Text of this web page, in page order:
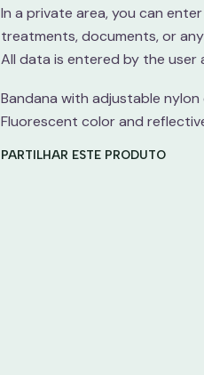
In a private area, you can
treatments, documents, or
All data is entered by the user
Bandana with adjustable nylon
Fluorescent color and
PARTILHAR ESTE PRODUTO